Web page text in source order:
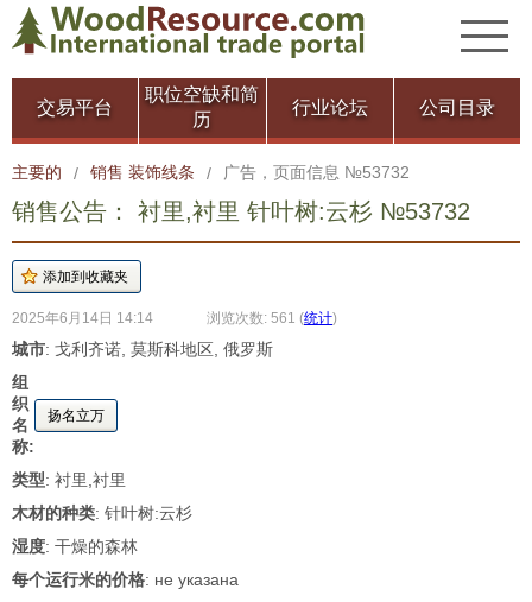
交易平台
职位空缺和简
历
行业论坛 公司目录
主要的 / 销售 装饰线条 / 广告，页面信息 №53732
销售公告： 衬里,衬里 针叶树:云杉 №53732
2025年6月14日 14:14 浏览次数: 561 (统计)
城市: 戈利齐诺, 莫斯科地区, 俄罗斯
组
织
名
称:
扬名立万
类型: 衬里,衬里
木材的种类: 针叶树:云杉
湿度: 干燥的森林
每个运行米的价格: не указана